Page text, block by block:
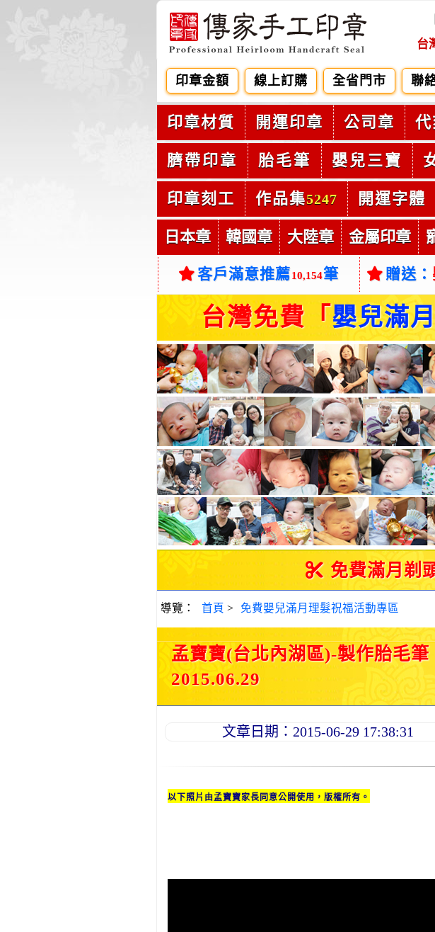
台
印章金額 線上訂購 全省門市 聯
印章材質 開運印章 公司章
臍帶印章 胎毛筆 嬰兒三寶
印章刻工 作品集5247 開運字體
日本章 韓國章 大陸章 金屬印章
客戶滿意推薦10,154筆 贈送：
台灣免費「 嬰兒滿
免費滿月剃
導覽： 首頁 > 免費嬰兒滿月理髮祝福活動專區
孟寶寶(台北內湖區)-製作胎毛
2015.06.29
文章日期：2015-06-29 17:38:31
以下照片由孟寶寶家長同意公開使用，版權所有。